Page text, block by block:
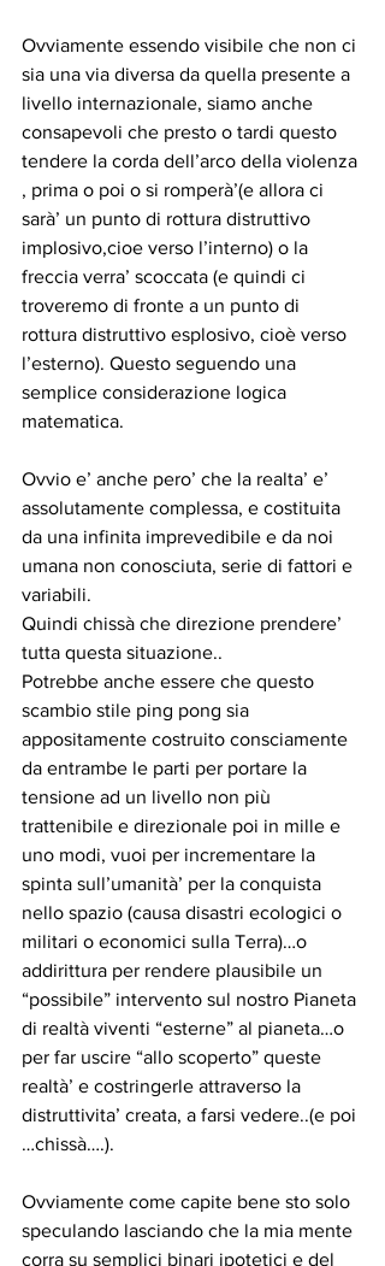
Ovviamente essendo visibile che non ci
sia una via diversa da quella presente a
livello internazionale, siamo anche
consapevoli che presto o tardi questo
tendere la corda dell’arco della violenza
, prima o poi o si romperà’(e allora ci
sarà’ un punto di rottura distruttivo
implosivo,cioe verso l’interno) o la
freccia verra’ scoccata (e quindi ci
troveremo di fronte a un punto di
rottura distruttivo esplosivo, cioè verso
l’esterno). Questo seguendo una
semplice considerazione logica
matematica.
Ovvio e’ anche pero’ che la realta’ e’
assolutamente complessa, e costituita
da una infinita imprevedibile e da noi
umana non conosciuta, serie di fattori e
variabili.
Quindi chissà che direzione prendere’
tutta questa situazione..
Potrebbe anche essere che questo
scambio stile ping pong sia
appositamente costruito consciamente
da entrambe le parti per portare la
tensione ad un livello non più
trattenibile e direzionale poi in mille e
uno modi, vuoi per incrementare la
spinta sull’umanità’ per la conquista
nello spazio (causa disastri ecologici o
militari o economici sulla Terra)…o
addirittura per rendere plausibile un
“possibile” intervento sul nostro Pianeta
di realtà viventi “esterne” al pianeta…o
per far uscire “allo scoperto” queste
realtà’ e costringerle attraverso la
distruttivita’ creata, a farsi vedere..(e poi
…chissà….).
Ovviamente come capite bene sto solo
speculando lasciando che la mia mente
corra su semplici binari ipotetici e del